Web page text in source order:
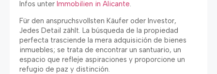
Infos unter Immobilien in Alicante.
Für den anspruchsvollsten Käufer oder Investor,
Jedes Detail zählt. La búsqueda de la propiedad
perfecta trasciende la mera adquisición de bienes
inmuebles; se trata de encontrar un santuario, un
espacio que refleje aspiraciones y proporcione un
refugio de paz y distinción.